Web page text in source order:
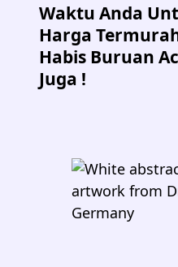
Waktu Anda
Harga
Habis Buruan
Juga !